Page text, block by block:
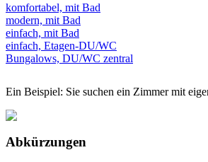
komfortabel, mit Bad
modern, mit Bad
einfach, mit Bad
einfach, Etagen-DU/WC
Bungalows, DU/WC zentral
Ein Beispiel: Sie suchen ein Zimmer mit
Abkürzungen